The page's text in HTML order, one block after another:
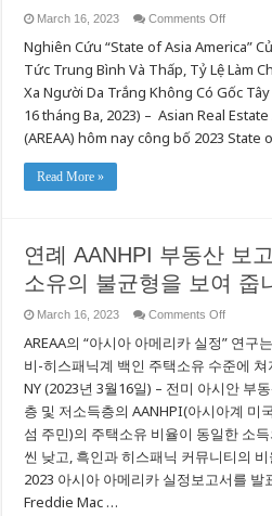
March 16, 2023 Comments Offon
Cáo
Bất
Động
Hàng
Năm
Aanhpi
Cho
Thấy
Những
Người
Làm
Chủ
Nghiên Cứu “State of Asia America”
Tức Trung Bình Và Thấp, Tỷ Lệ Làm
Xa Người Da Trắng Không Có Gốc
16 tháng Ba, 2023) – Asian Real
(AREAA) hôm nay công bố 2023 State
Read More »
연례 AANHPI 부동산 보
소유의 불균형을 보여 줍
March 16, 2023 Comments Offon
례
AANHPI
부
동
산
보
고
서
전
AREAA의 “아시아 아메리카 실정” 연구
비-히스패닉계 백인 주택소유 수준에
NY (2023년 3월16일) – 전미 아시안 부
층 및 저소득층의 AANHPI(아시아계 미
섬 주민)의 주택소유 비율이 동일한 소
씬 낮고, 흑인과 히스패닉 커뮤니티의
2023 아시아 아메리카 실정보고서를 발
Freddie Mac …